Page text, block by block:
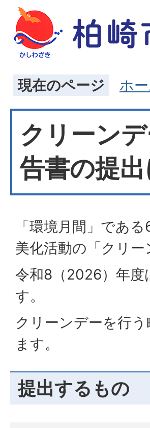
現在のページ ホ
クリーン
告書の提
「環境月間」であ
美化活動の「クリ
令和8（2026）年度
す。
クリーンデーを行
ます。
提出するもの